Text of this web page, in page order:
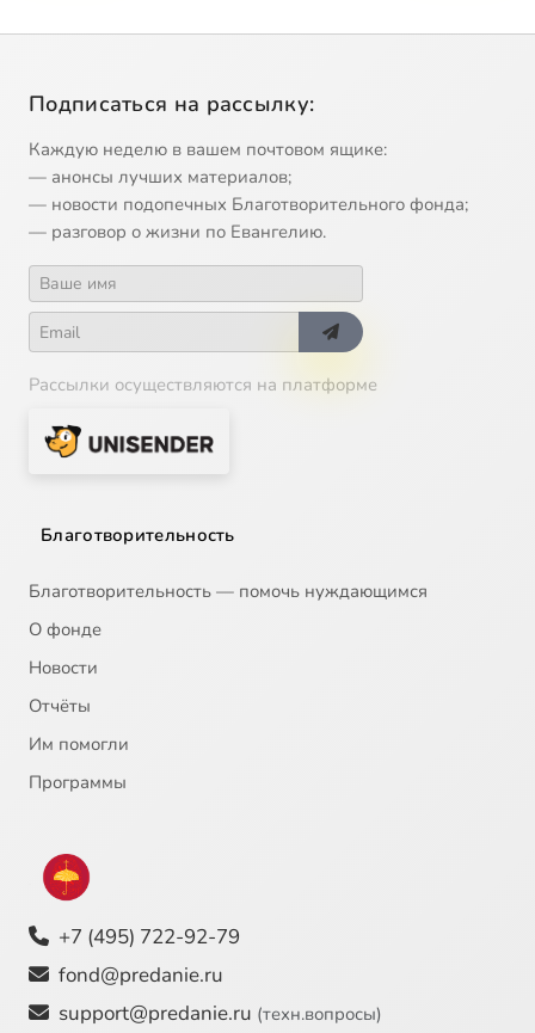
Подписаться на рассылку:
Каждую неделю в вашем почтовом ящике:
— анонсы лучших материалов;
— новости подопечных Благотворительного фонда;
— разговор о жизни по Евангелию.
Рассылки осуществляются на платформе
Благотворительность
Благотворительность — помочь нуждающимся
О фонде
Новости
Отчёты
Им помогли
Программы
+7 (495) 722-92-79
fond@predanie.ru
support@predanie.ru (техн.вопросы)